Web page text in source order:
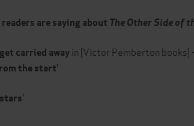
are saying about The Other Side of
get carried awayin [Victor Pemberton books] -
the start'
'